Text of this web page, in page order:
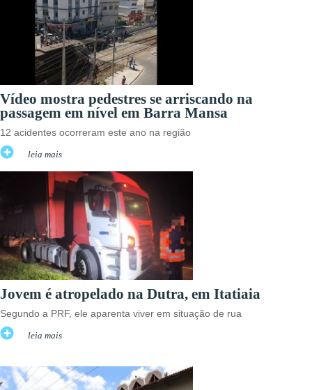
Vídeo mostra pedestres se arriscando na
passagem em nível em Barra Mansa
12 acidentes ocorreram este ano na região
leia mais
Jovem é atropelado na Dutra, em Itatiaia
Segundo a PRF, ele aparenta viver em situação de rua
leia mais